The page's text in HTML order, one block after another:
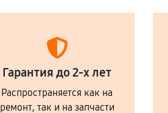
Гарантия до 2-х лет
Распространяется как на
ремонт, так и на запчасти